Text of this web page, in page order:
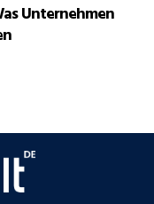
Unternehmen